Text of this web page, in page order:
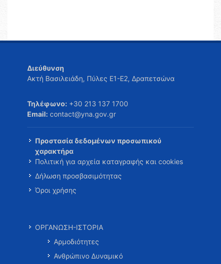
Διεύθυνση
Ακτή Βασιλειάδη, Πύλες Ε1-Ε2, Δραπετσώνα
Τηλέφωνο: +30 213 137 1700
Email: contact@yna.gov.gr
Προστασία δεδομένων προσωπικού
χαρακτήρα
Πολιτική για αρχεία καταγραφής και cookies
Δήλωση προσβασιμότητας
Όροι χρήσης
ΟΡΓΑΝΩΣΗ-ΙΣΤΟΡΙΑ
Αρμοδιότητες
Ανθρώπινο Δυναμικό